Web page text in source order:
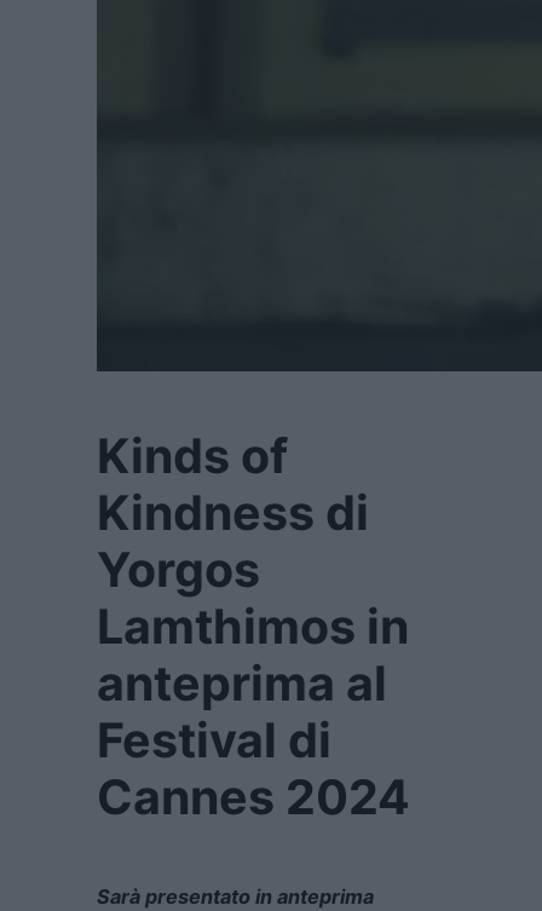
Kinds of
Kindness di
Yorgos
Lamthimos in
anteprima al
Festival di
Cannes 2024
Sarà presentato in anteprima